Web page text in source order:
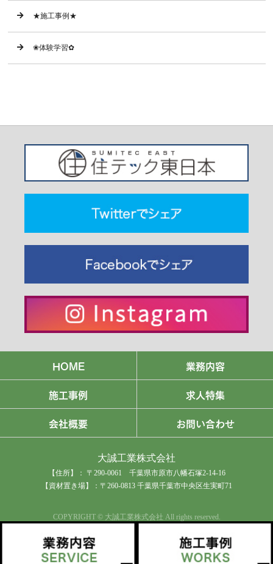
★施工事例★
❀体験学習✿
HOME
業務内容
施工事例
求人特集
会社概要
お問い合わせ
大誠工業株式会社
【住所】： 〒290-0061 千葉県市原市八幡石塚2-14-16
【資材置き場】：〒260-0813 千葉県千葉市中央区生実町71
COPYRIGHT © 大誠工業株式会社 All rights reserved.